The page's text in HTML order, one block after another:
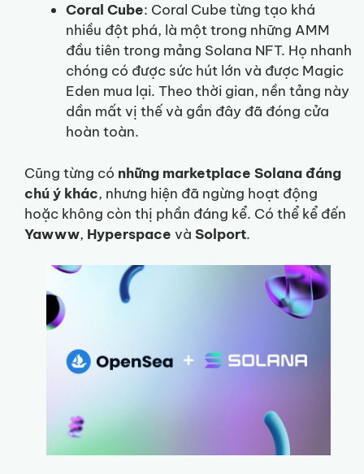
Coral Cube: Coral Cube từng tạo khá
nhiều đột phá, là một trong những AMM
đầu tiên trong mảng Solana NFT. Họ nhanh
chóng có được sức hút lớn và được Magic
Eden mua lại. Theo thời gian, nền tảng này
dần mất vị thế và gần đây đã đóng cửa
hoàn toàn.
Cũng từng có những marketplace Solana đáng
chú ý khác, nhưng hiện đã ngừng hoạt động
hoặc không còn thị phần đáng kể. Có thể kể đến
Yawww, Hyperspace và Solport.